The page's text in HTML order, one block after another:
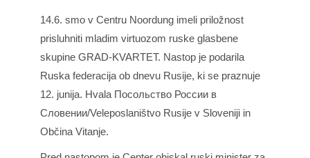
14.6. smo v Centru Noordung imeli priložnost
prisluhniti mladim virtuozom ruske glasbene
skupine GRAD-KVARTET. Nastop je podarila
Ruska federacija ob dnevu Rusije, ki se praznuje
12. junija. Hvala Посольство России в
Словении/Veleposlaništvo Rusije v Sloveniji in
Občina Vitanje.